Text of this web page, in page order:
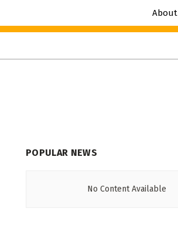
About
POPULAR NEWS
No Content Available